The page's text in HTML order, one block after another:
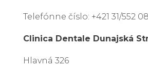
Telefónne číslo: +421 31/552
Clinica Dentale Dunajská
Hlavná 326